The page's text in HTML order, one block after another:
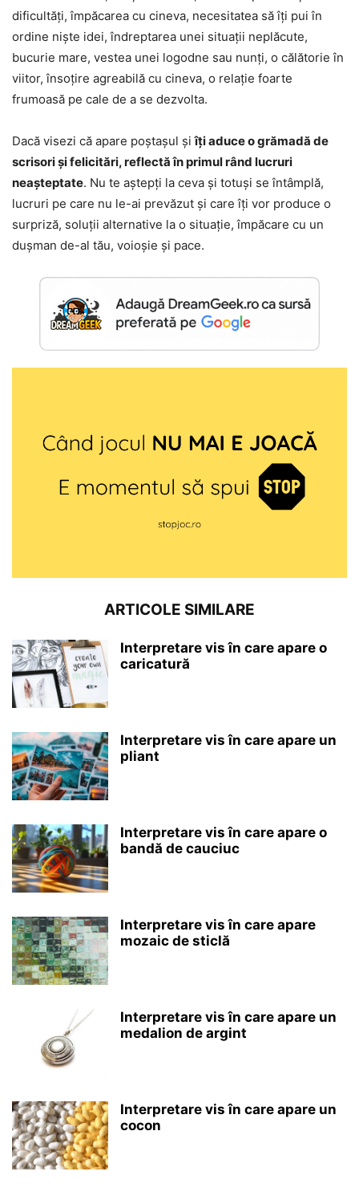
dificultăți, împăcarea cu cineva, necesitatea să îți pui în
ordine niște idei, îndreptarea unei situații neplăcute,
bucurie mare, vestea unei logodne sau nunți, o călătorie în
viitor, însoțire agreabilă cu cineva, o relație foarte
frumoasă pe cale de a se dezvolta.
Dacă visezi că apare poștașul șiîți aduce o grămadă de
scrisori și felicitări, reflectă în primul rând lucruri
neașteptate. Nu te aștepți la ceva și totuși se întâmplă,
lucruri pe care nu le-ai prevăzut și care îți vor produce o
surpriză, soluții alternative la o situație, împăcare cu un
dușman de-al tău, voioșie și pace.
ARTICOLE SIMILARE
Interpretare vis în care apare o
caricatură
Interpretare vis în care apare un
pliant
Interpretare vis în care apare o
bandă de cauciuc
Interpretare vis în care apare
mozaic de sticlă
Interpretare vis în care apare un
medalion de argint
Interpretare vis în care apare un
cocon